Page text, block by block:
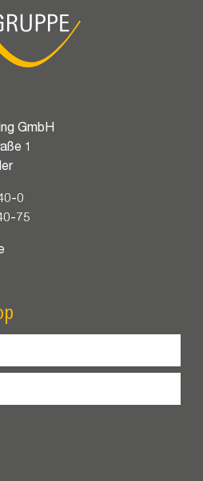
GmbH
1
0
75